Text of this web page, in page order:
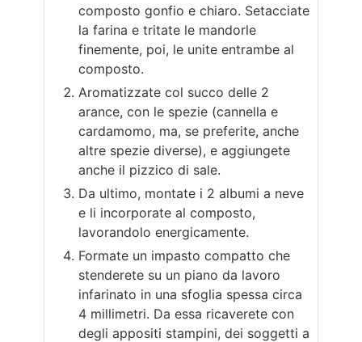
composto gonfio e chiaro. Setacciate
la farina e tritate le mandorle
finemente, poi, le unite entrambe al
composto.
Aromatizzate col succo delle 2
arance, con le spezie (cannella e
cardamomo, ma, se preferite, anche
altre spezie diverse), e aggiungete
anche il pizzico di sale.
Da ultimo, montate i 2 albumi a neve
e li incorporate al composto,
lavorandolo energicamente.
Formate un impasto compatto che
stenderete su un piano da lavoro
infarinato in una sfoglia spessa circa
4 millimetri. Da essa ricaverete con
degli appositi stampini, dei soggetti a